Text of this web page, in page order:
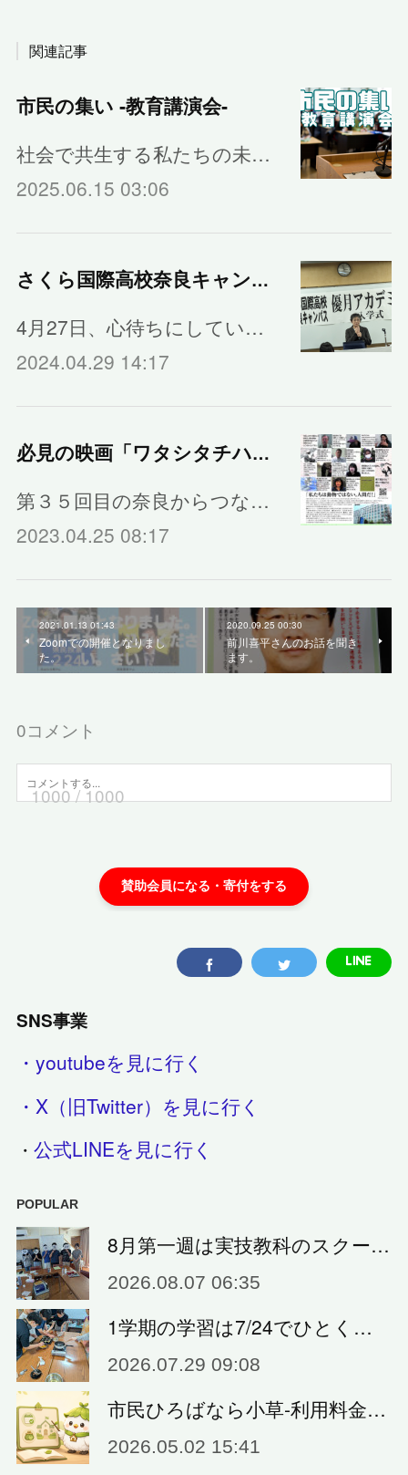
関連記事
市民の集い ‐教育講演会‐
社会で共生する私たちの未…
2025.06.15 03:06
さくら国際高校奈良キャンパスの入学式
4月27日、心待ちにしてい…
2024.04.29 14:17
必見の映画「ワタシタチハニンゲンダ」
第３５回目の奈良からつな…
2023.04.25 08:17
2021.01.13 01:43
Zoomでの開催となりまし
た。
2020.09.25 00:30
前川喜平さんのお話を聞き
ます。
0コメント
1000/ 1000
SNS事業
・youtubeを見に行く
・X（旧Twitter）を見に行く
・公式LINEを見に行く
POPULAR
8月第一週は実技教科のスクー…
2026.08.07 06:35
1学期の学習は7/24でひとく…
2026.07.29 09:08
市民ひろばなら小草‐利用料金…
2026.05.02 15:41